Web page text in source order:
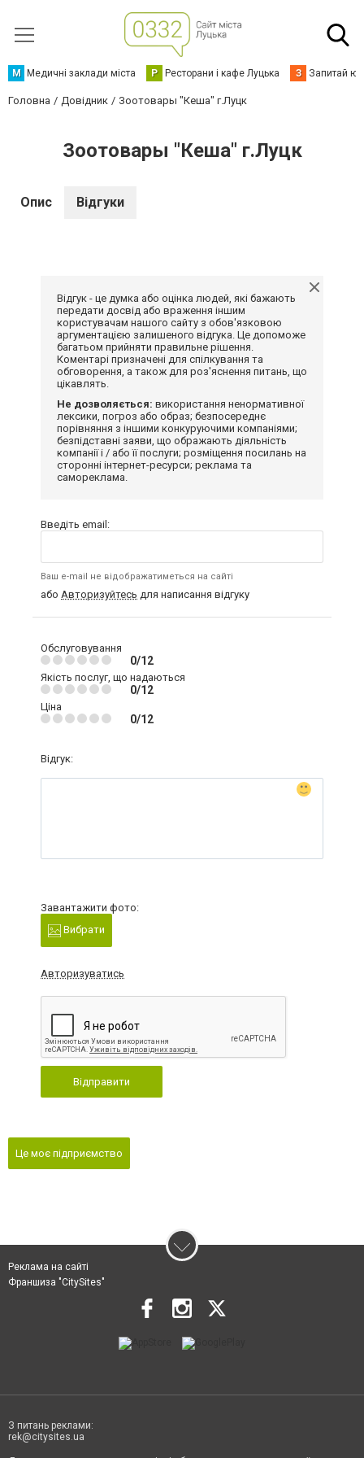
М Медичні заклади міста Р Ресторани і кафе Луцька З Запитай
Головна Довідник Зоотовары "Кеша" г.Луцк
Зоотовары "Кеша" г.Луцк
Опис Відгуки
Відгук - це думка або оцінка людей, які бажають
передати досвід або враження іншим
користувачам нашого сайту з обов'язковою
аргументацією залишеного відгука. Це допоможе
багатьом прийняти правильне рішення.
Коментарі призначені для спілкування та
обговорення, а також для роз'яснення питань, що
цікавлять.
Не дозволяється: використання ненормативної
лексики, погроз або образ; безпосереднє
порівняння з іншими конкуруючими компаніями;
безпідставні заяви, що ображають діяльність
компанії і / або її послуги; розміщення посилань на
сторонні інтернет-ресурси; реклама та
самореклама.
Введіть email:
Ваш e-mail не відображатиметься на сайті
або Авторизуйтесь для написання відгуку
Обслуговування
0/12
Якість послуг, що надаються
0/12
Ціна
0/12
Відгук:
Завантажити фото:
Вибрати
Авторизуватись
Відправити
Це моє підприємство
Реклама на сайті
Франшиза "CitySites"
З питань реклами:
rek@citysites.ua